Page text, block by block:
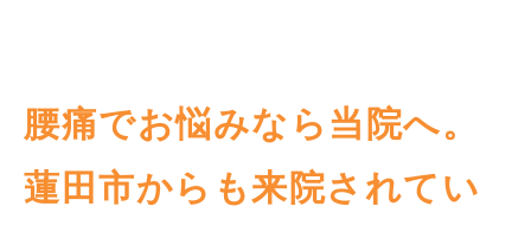
腰痛でお悩みなら当院へ。
蓮田市からも来院されてい